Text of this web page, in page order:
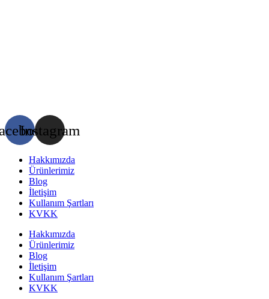
Instagram
Hakkımızda
Ürünlerimiz
Blog
İletişim
Kullanım Şartları
KVKK
Hakkımızda
Ürünlerimiz
Blog
İletişim
Kullanım Şartları
KVKK